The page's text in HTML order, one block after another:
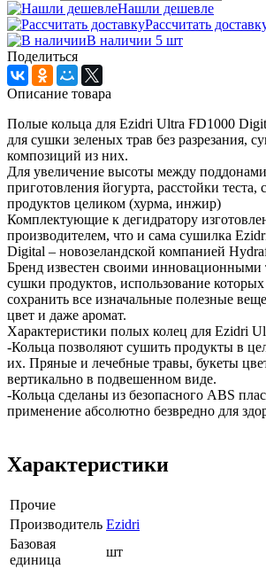
Нашли дешевле
Рассчитать
В наличии 5 шт
Поделиться
Описание товара
Полые кольца для Ezidri Ultra FD1000
для сушки зеленых трав без разрезания,
композиций из них.
Для увеличение высоты между
приготовления йогурта, расстойки теста,
продуктов целиком (хурма, инжир)
Комплектующие к дегидратору
производителем, что и сама сушилка
Digital – новозеландской компанией
Бренд известен своими инновационными
сушки продуктов, использование которых
сохранить все изначальные полезные
цвет и даже аромат.
Характеристики полых колец для Ezidri
-Кольца позволяют сушить продукты в
их. Пряные и лечебные травы, букеты
вертикально в подвешенном виде.
-Кольца сделаны из безопасного ABS
применение абсолютно безвредно для
Характеристики
Прочие
Производитель Ezidri
Базовая
единица
шт